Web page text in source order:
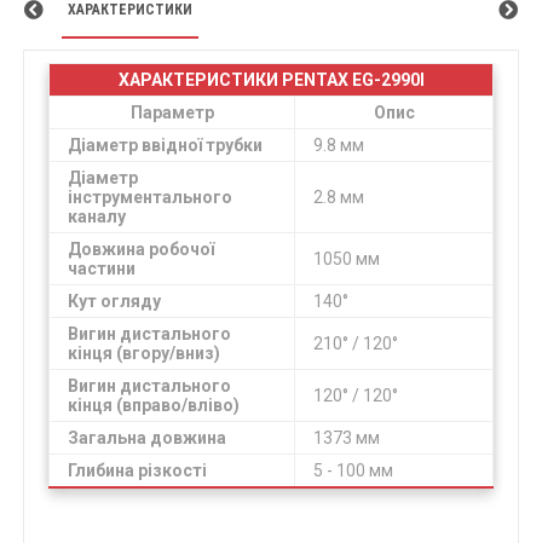
ХАРАКТЕРИСТИКИ
ХАРАКТЕРИСТИКИ PENTAX EG-2990I
Параметр
Опис
Діаметр ввідної трубки
9.8 мм
Діаметр
інструментального
каналу
2.8 мм
Довжина робочої
частини
1050 мм
Кут огляду
140°
Вигин дистального
кінця (вгору/вниз)
210° / 120°
Вигин дистального
кінця (вправо/вліво)
120° / 120°
Загальна довжина
1373 мм
Глибина різкості
5 - 100 мм